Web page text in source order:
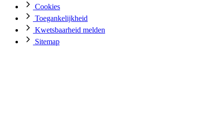
Cookies
Toegankelijkheid
Kwetsbaarheid melden
Sitemap